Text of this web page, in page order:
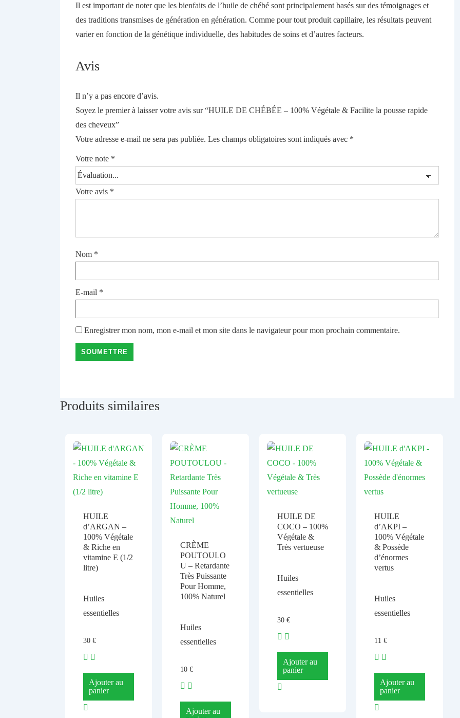
Il est important de noter que les bienfaits de l’huile de chébé sont principalement basés sur des témoignages et
des traditions transmises de génération en génération. Comme pour tout produit capillaire, les résultats peuvent
varier en fonction de la génétique individuelle, des habitudes de soins et d’autres facteurs.
Avis
Il n’y a pas encore d’avis.
Soyez le premier à laisser votre avis sur “HUILE DE CHÉBÉE – 100% Végétale & Facilite la pousse rapide
des cheveux”
Votre adresse e-mail ne sera pas publiée. Les champs obligatoires sont indiqués avec *
Votre note *
Votre avis *
Nom *
E-mail *
Enregistrer mon nom, mon e-mail et mon site dans le navigateur pour mon prochain commentaire.
Produits similaires
HUILE
d’ARGAN –
100% Végétale
& Riche en
vitamine E (1/2
litre)
Huiles
essentielles
30 €
Ajouter au
panier
CRÈME
POUTOULO
U – Retardante
Très Puissante
Pour Homme,
100% Naturel
Huiles
essentielles
10 €
Ajouter au
HUILE DE
COCO – 100%
Végétale &
Très vertueuse
Huiles
essentielles
30 €
Ajouter au
panier
HUILE
d’AKPI –
100% Végétale
& Possède
d’énormes
vertus
Huiles
essentielles
11 €
Ajouter au
panier